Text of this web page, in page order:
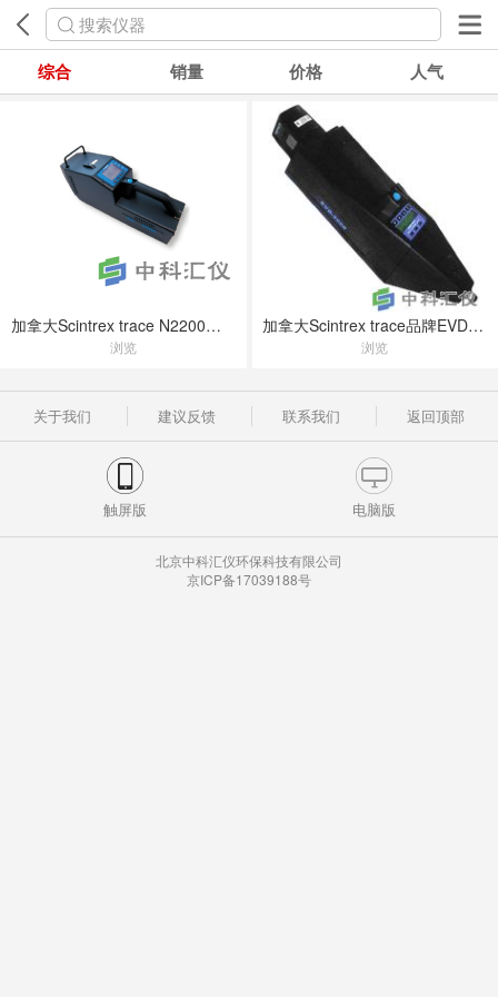
搜索仪器
综合 销量 价格 人气
加拿大Scintrex trace N2200手提式毒品探测器
浏览
加拿大Scintrex trace品牌EVD-3000手提式爆炸物检测机
浏览
关于我们 建议反馈 联系我们 返回顶部
触屏版 电脑版
北京中科汇仪环保科技有限公司
京ICP备17039188号